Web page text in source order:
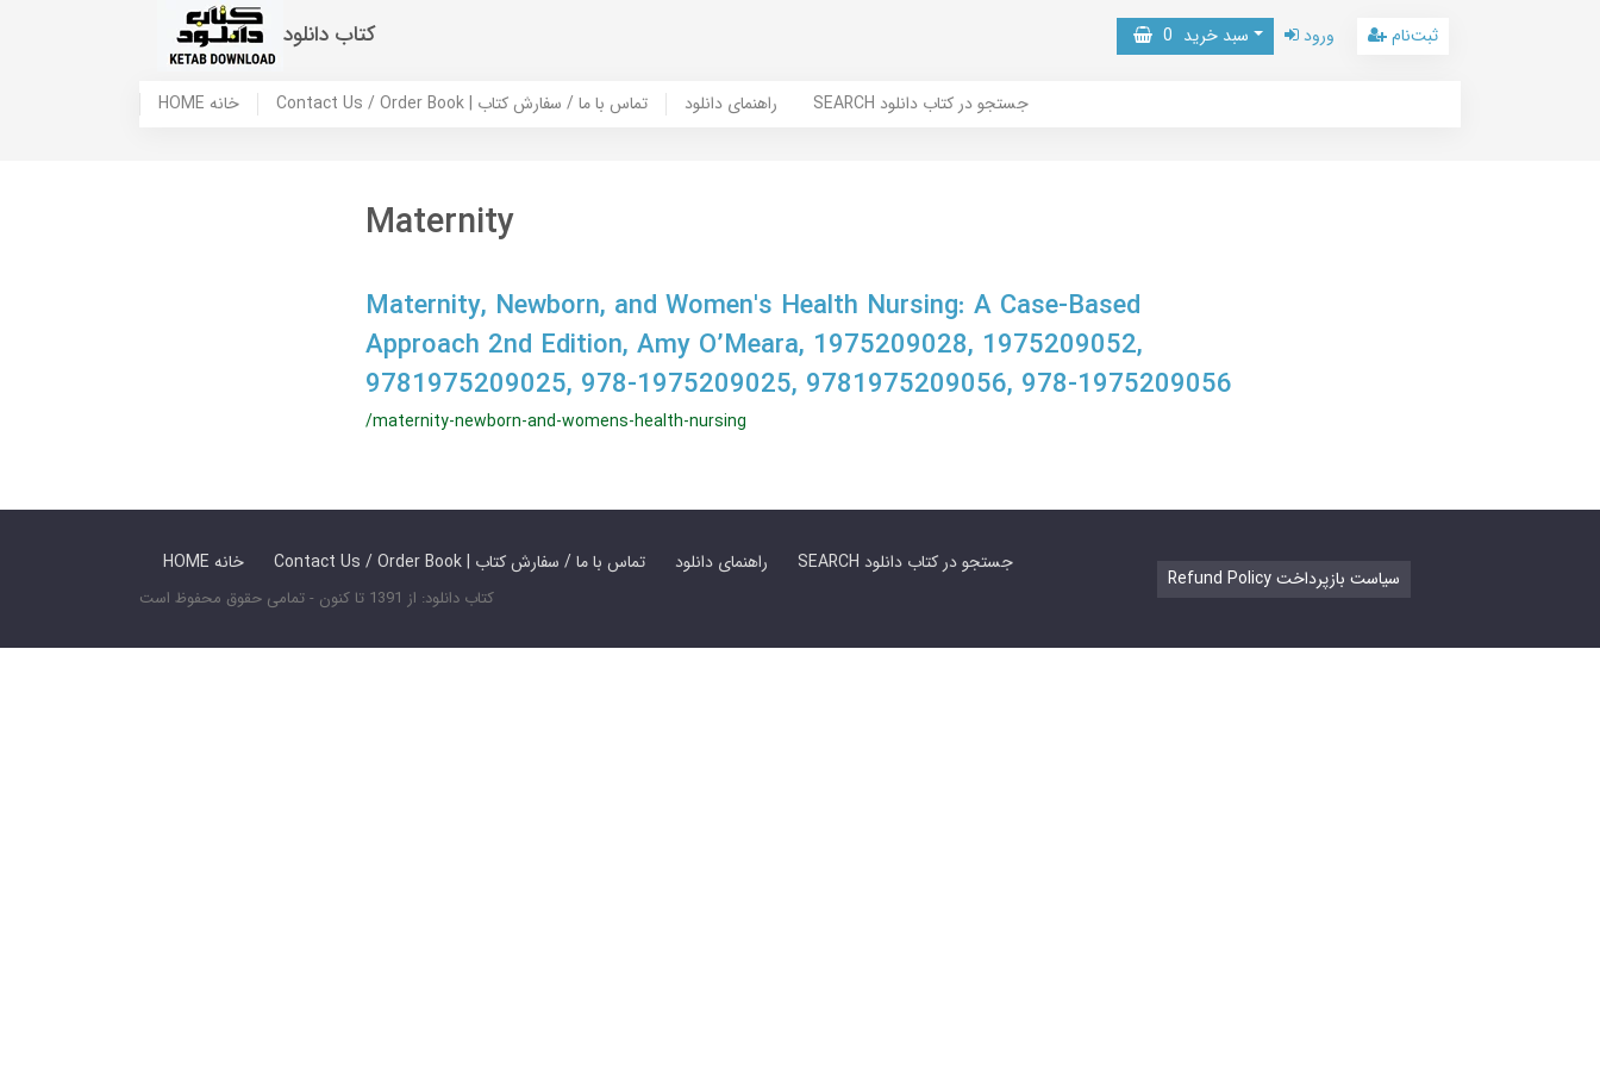
کتاب دانلود سبد خرید 0 ورود ثبت‌نام
HOME خانه Contact Us / Order Book | تماس با ما / سفارش کتاب راهنمای دانلود SEARCH جستجو در کتاب دانلود
Maternity
Maternity, Newborn, and Women's Health Nursing: A Case-Based
Approach 2nd Edition, Amy O’Meara, 1975209028, 1975209052,
9781975209025, 978-1975209025, 9781975209056, 978-1975209056
/maternity-newborn-and-womens-health-nursing
HOME خانه Contact Us / Order Book | تماس با ما / سفارش کتاب راهنمای دانلود SEARCH جستجو در کتاب دانلود
کتاب دانلود: از 1391 تا کنون - تمامی حقوق محفوظ است
Refund Policy سیاست بازپرداخت